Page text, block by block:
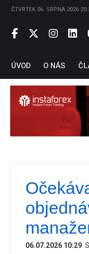
ČTVRTEK 06. SRPNA 2026
ÚVOD O NÁS
06.07.2026 10:29